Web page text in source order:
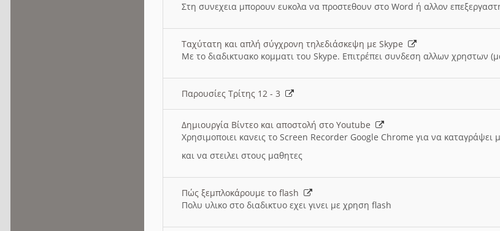
Στη συνεχεια μπορουν ευκολα να προστεθουν στο Word ή αλλον
Ταχύτατη και απλή σύγχρονη τηλεδιάσκεψη με Skype
Με το διαδικτυακο κομματι του Skype. Επιτρέπει συνδεση αλλων χρηστων
Παρουσίες Τρίτης 12 - 3
Δημιουργία Βίντεο και αποστολή στο Youtube
Χρησιμοποιει κανεις το Screen Recorder Google Chrome για να καταγράψει
και να στειλει στους μαθητες
Πώς ξεμπλοκάρουμε το flash
Πολυ υλικο στο διαδικτυο εχει γινει με χρηση flash